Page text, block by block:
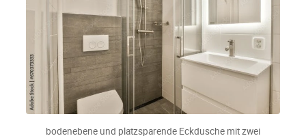
bodenebene und platzsparende Eckdusche mit zwei